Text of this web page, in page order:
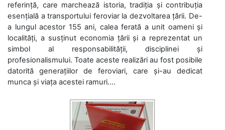
referință, care marchează istoria, tradiția și contribuția
esențială a transportului feroviar la dezvoltarea țării. De-
a lungul acestor 155 ani, calea ferată a unit oameni și
localități, a susținut economia țării și a reprezentat un
simbol al responsabilității, disciplinei și
profesionalismului. Toate aceste realizări au fost posibile
datorită generațiilor de feroviari, care și-au dedicat
munca și viața acestei ramuri....